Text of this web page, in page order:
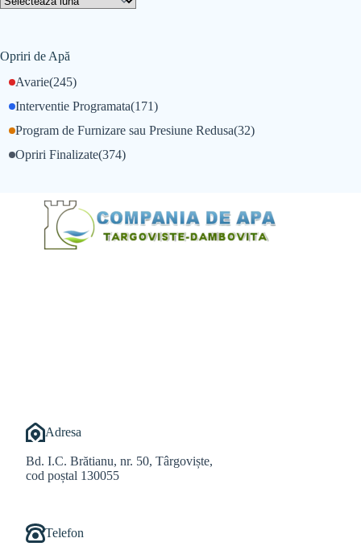
Opriri de Apă
Avarie(245)
Interventie Programata(171)
Opriri Finalizate(374)
Program de Furnizare sau Presiune Redusa(32)
Adresa
Bd. I.C. Brătianu, nr. 50, Târgoviște,
cod poștal 130055
Telefon